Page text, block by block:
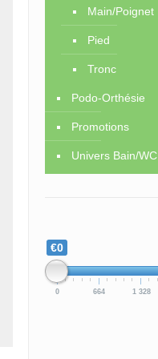
Main/Poignet
Pied
Tronc
Podo-Orthésie
Promotions
Univers Bain/WC
€0
0 664 1 328